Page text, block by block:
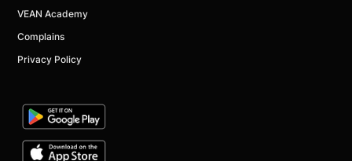
VEAN Academy
Complains
Privacy Policy